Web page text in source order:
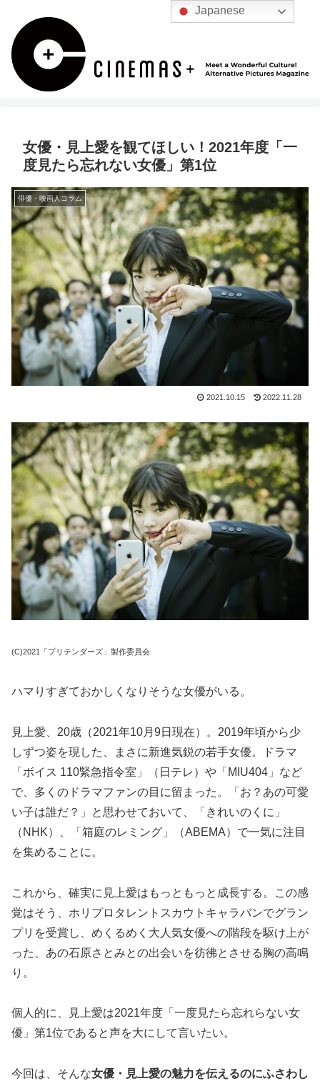
女優・見上愛を観てほしい！2021年度「一
度見たら忘れない女優」第1位
俳優・映画人コラム
2021.10.15 2022.11.28
(C)2021「プリテンダーズ」製作委員会
ハマりすぎておかしくなりそうな女優がいる。
見上愛、20歳（2021年10月9日現在）。2019年頃から少
しずつ姿を現した、まさに新進気鋭の若手女優。ドラマ
「ボイス 110緊急指令室」（日テレ）や「MIU404」など
で、多くのドラマファンの目に留まった。「お？あの可愛
い子は誰だ？」と思わせておいて、「きれいのくに」
（NHK）、「箱庭のレミング」（ABEMA）で一気に注目
を集めることに。
これから、確実に見上愛はもっともっと成長する。この感
覚はそう、ホリプロタレントスカウトキャラバンでグラン
プリを受賞し、めくるめく大人気女優への階段を駆け上が
った、あの石原さとみとの出会いを彷彿とさせる胸の高鳴
り。
個人的に、見上愛は2021年度「一度見たら忘れらない女
優」第1位であると声を大にして言いたい。
今回は、そんな女優・見上愛の魅力を伝えるのにふさわし
Japanese